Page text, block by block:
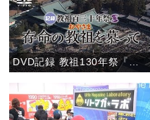
DVD記録 教祖130年祭『存命の教祖を慕って』